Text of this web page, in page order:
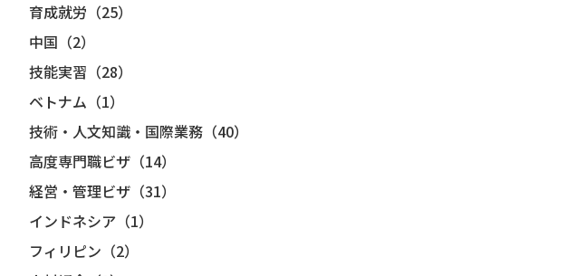
育成就労（25）
中国（2）
技能実習（28）
ベトナム（1）
技術・人文知識・国際業務（40）
高度専門職ビザ（14）
経営・管理ビザ（31）
インドネシア（1）
フィリピン（2）